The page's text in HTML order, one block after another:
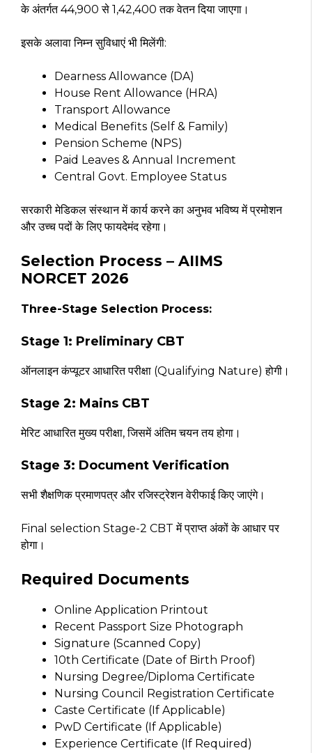
के अंतर्गत ₹44,900 से ₹1,42,400 तक वेतन दिया जाएगा।
इसके अलावा निम्न सुविधाएं भी मिलेंगी:
Dearness Allowance (DA)
House Rent Allowance (HRA)
Transport Allowance
Medical Benefits (Self & Family)
Pension Scheme (NPS)
Paid Leaves & Annual Increment
Central Govt. Employee Status
सरकारी मेडिकल संस्थान में कार्य करने का अनुभव भविष्य में प्रमोशन
और उच्च पदों के लिए फायदेमंद रहेगा।
Selection Process – AIIMS
NORCET 2026
Three-Stage Selection Process:
Stage 1: Preliminary CBT
ऑनलाइन कंप्यूटर आधारित परीक्षा (Qualifying Nature) होगी।
Stage 2: Mains CBT
मेरिट आधारित मुख्य परीक्षा, जिसमें अंतिम चयन तय होगा।
Stage 3: Document Verification
सभी शैक्षणिक प्रमाणपत्र और रजिस्ट्रेशन वेरीफाई किए जाएंगे।
Final selection Stage-2 CBT में प्राप्त अंकों के आधार पर
होगा।
Required Documents
Online Application Printout
Recent Passport Size Photograph
Signature (Scanned Copy)
10th Certificate (Date of Birth Proof)
Nursing Degree/Diploma Certificate
Nursing Council Registration Certificate
Caste Certificate (If Applicable)
PwD Certificate (If Applicable)
Experience Certificate (If Required)